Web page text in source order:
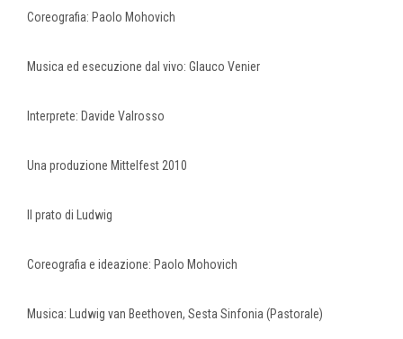
Coreografia: Paolo Mohovich
Musica ed esecuzione dal vivo: Glauco Venier
Interprete: Davide Valrosso
Una produzione Mittelfest 2010
Il prato di Ludwig
Coreografia e ideazione: Paolo Mohovich
Musica: Ludwig van Beethoven, Sesta Sinfonia (Pastorale)